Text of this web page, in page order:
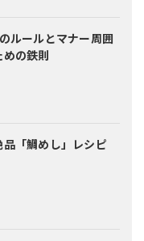
ルールとマナー周囲
の鉄則
「鯛めし」レシピ